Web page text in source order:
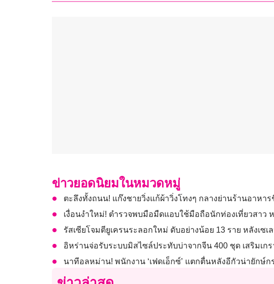
ข่าวยอดนิยมในหมวดหมู่
ตะลึงทั้งถนน! แก๊งชายวิ่งแก้ผ้าวิ่งโทงๆ กลางย่านร้านอาหาร
เงื่อนงำใหม่! ตำรวจพบมือมืดแอบใช้มือถือนักท่องเที่ยวสาว
รัสเซียโจมตียูเครนระลอกใหม่ ดับอย่างน้อย 13 ราย หลังเซ
อิหร่านจ่อรับระบบมิสไซล์ประทับบ่าจากจีน 400 ชุด เสริมเก
นาทีอลหม่าน! พนักงาน ‘เฟดเอ็กซ์’ แตกตื่นหลังอีกัวน่ายักษ์